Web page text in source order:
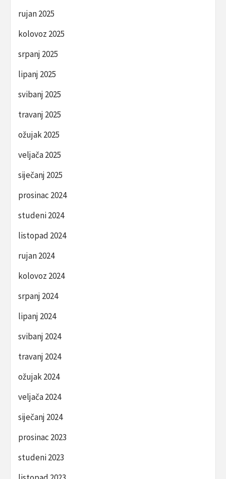
rujan 2025
kolovoz 2025
srpanj 2025
lipanj 2025
svibanj 2025
travanj 2025
ožujak 2025
veljača 2025
siječanj 2025
prosinac 2024
studeni 2024
listopad 2024
rujan 2024
kolovoz 2024
srpanj 2024
lipanj 2024
svibanj 2024
travanj 2024
ožujak 2024
veljača 2024
siječanj 2024
prosinac 2023
studeni 2023